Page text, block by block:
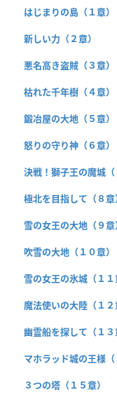
はじまりの島（１章）
新しい力（２章）
悪名高き盗賊（３章）
枯れた千年樹（４章）
鍛冶屋の大地（５章）
怒りの守り神（６章）
決戦！獅子王の魔城（
極北を目指して（８章
雪の女王の大地（９章
吹雪の大地（１０章）
雪の女王の氷城（１１
魔法使いの大陸（１２
幽霊船を探して（１３
マホラッド城の王様（
３つの塔（１５章）